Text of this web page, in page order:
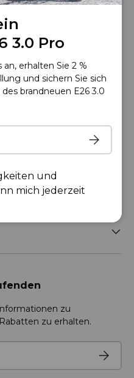
3.0 Pro
erhalten Sie 2 %
und sichern Sie sich
brandneuen E26 3.0
und
mich jederzeit
zu
zu erhalten.